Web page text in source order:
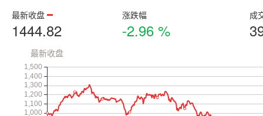
最新收盘
1444.82
涨跌幅
-2.96 %
成